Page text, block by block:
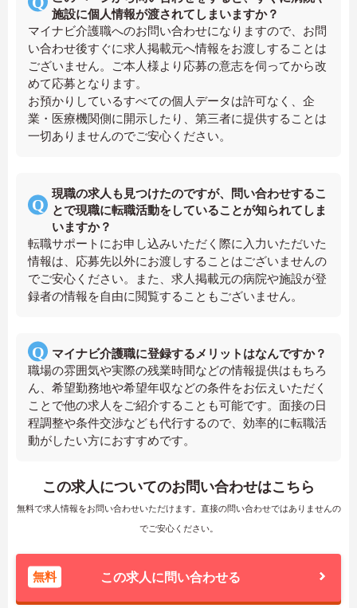
施設に個人情報が渡されてしまいますか？
マイナビ介護職へのお問い合わせになりますので、お問
い合わせ後すぐに求人掲載元へ情報をお渡しすることは
ございません。ご本人様より応募の意志を伺ってから改
めて応募となります。
お預かりしているすべての個人データは許可なく、企
業・医療機関側に開示したり、第三者に提供することは
一切ありませんのでご安心ください。
現職の求人も見つけたのですが、問い合わせするこ
とで現職に転職活動をしていることが知られてしま
いますか？
転職サポートにお申し込みいただく際に入力いただいた
情報は、応募先以外にお渡しすることはございませんの
でご安心ください。また、求人掲載元の病院や施設が登
録者の情報を自由に閲覧することもございません。
マイナビ介護職に登録するメリットはなんですか？
職場の雰囲気や実際の残業時間などの情報提供はもちろ
ん、希望勤務地や希望年収などの条件をお伝えいただく
ことで他の求人をご紹介することも可能です。面接の日
程調整や条件交渉なども代行するので、効率的に転職活
動がしたい方におすすめです。
この求人についてのお問い合わせはこちら
無料で求人情報をお問い合わせいただけます。直接の問い合わせではありませんの
でご安心ください。
無料 この求人に問い合わせる